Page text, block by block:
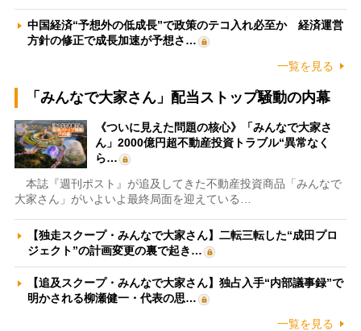
中国経済“予想外の低成長”で政策のテコ入れ必至か 経済運営
方針の修正で成長加速が予想さ…
一覧を見る
「みんなで大家さん」配当ストップ騒動の内幕
《ついに見えた問題の核心》「みんなで大家さ
ん」2000億円超不動産投資トラブル“異常なく
ら…
本誌『週刊ポスト』が追及してきた不動産投資商品「みんなで
大家さん」がいよいよ最終局面を迎えている…
【独走スクープ・みんなで大家さん】二転三転した“成田プロ
ジェクト”の計画変更の裏で起き…
【追及スクープ・みんなで大家さん】独占入手“内部議事録”で
明かされる柳瀬健一・代表の思…
一覧を見る